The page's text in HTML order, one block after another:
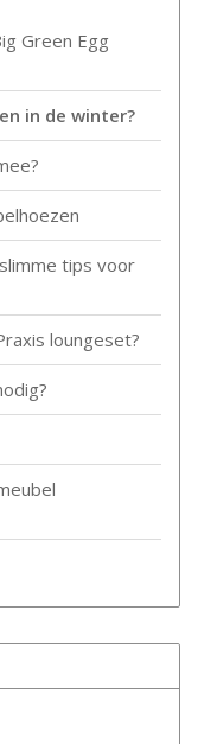
Green Egg
in de winter?
tips voor
loungeset?